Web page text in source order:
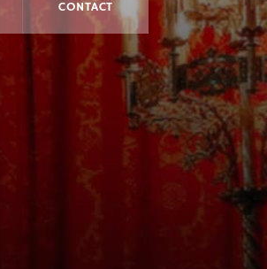
CONTACT